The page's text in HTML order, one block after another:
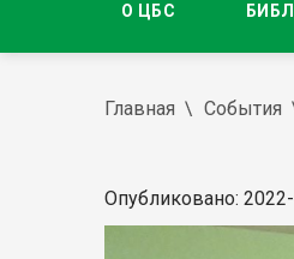
О ЦБС
Главная События
Опубликовано: